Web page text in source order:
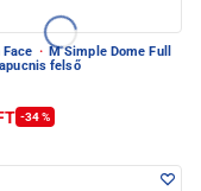
· M Simple Dome Full
felső
-34 %